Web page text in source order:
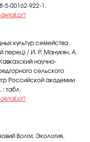
5-00162-922-1.
культур семейства
перец) / И. Р. Манукян, А.
научно-
сельского
Российской академии
: табл.
Волги. Экология,